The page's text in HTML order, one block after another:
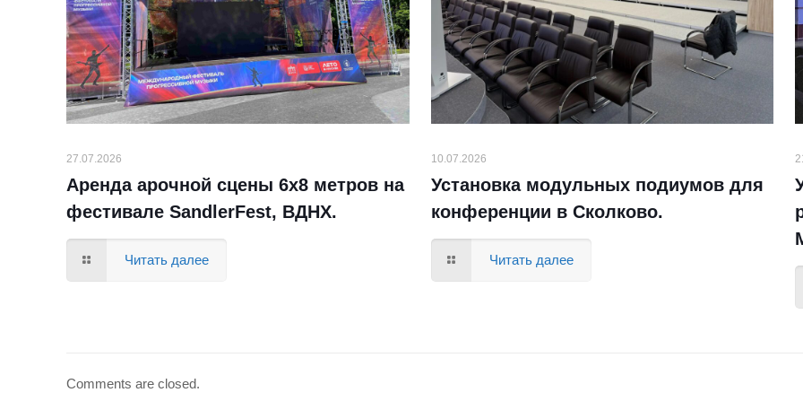
27.07.2026
Аренда арочной сцены 6х8 метров на
фестивале SandlerFest, ВДНХ.
Читать далее
10.07.2026
Установка модульных подиумов для
конференции в Сколково.
Читать далее
Comments are closed.